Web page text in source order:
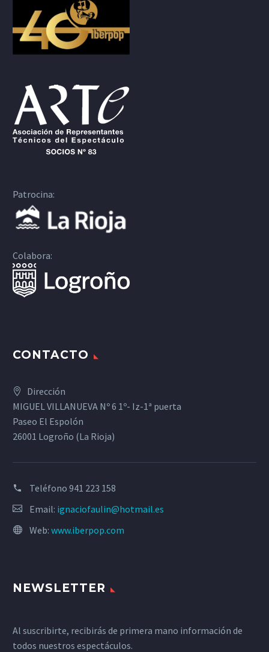
Patrocina:
Colabora:
CONTACTO
Dirección
MIGUEL VILLANUEVA Nº 6 1º- Iz-1ª puerta
Paseo El Espolón
26001 Logroño (La Rioja)
Teléfono 941 223 158
Email: ignaciofaulin@hotmail.es
Web: www.iberpop.com
NEWSLETTER
Al suscribirte, recibirás de primera mano información de
todos nuestros espectáculos.